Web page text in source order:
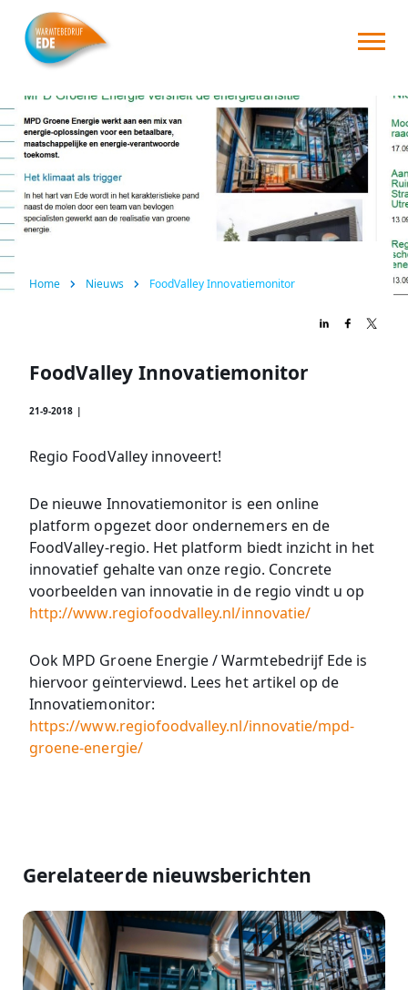
Home
Over ons
Consument
Zakelijk
Home Nieuws FoodValley Innovatiemonitor
FoodValley Innovatiemonitor
21-9-2018 |
Regio FoodValley innoveert!
De nieuwe Innovatiemonitor is een online
platform opgezet door ondernemers en de
FoodValley-regio. Het platform biedt inzicht in het
innovatief gehalte van onze regio. Concrete
voorbeelden van innovatie in de regio vindt u op
http://www.regiofoodvalley.nl/innovatie/
Ook MPD Groene Energie / Warmtebedrijf Ede is
hiervoor geïnterviewd. Lees het artikel op de
Innovatiemonitor:
https://www.regiofoodvalley.nl/innovatie/mpd-
groene-energie/
Gerelateerde nieuwsberichten